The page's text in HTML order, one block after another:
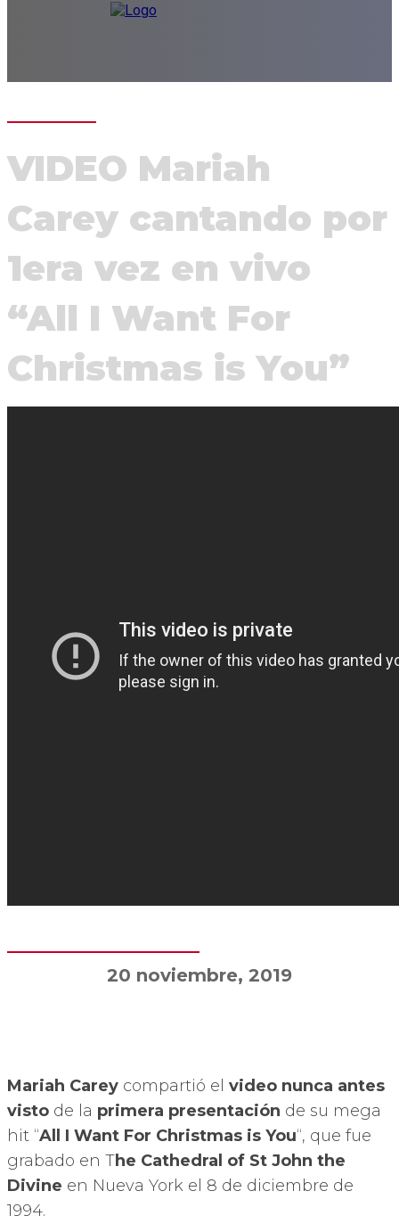
VIDEO Mariah
Carey cantando por
1era vez en vivo
“All I Want For
Christmas is You”
20 noviembre, 2019
Mariah Carey compartió el video nunca antes
visto de la primera presentación de su mega
hit “All I Want For Christmas is You“, que fue
grabado en The Cathedral of St John the
Divine en Nueva York el 8 de diciembre de
1994.